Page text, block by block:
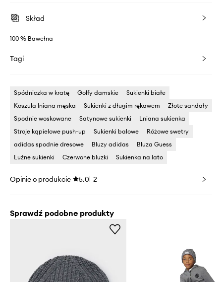
Skład
100 % Bawełna
Tagi
Spódniczka w kratę Golfy damskie
Sukienki białe
Koszula lniana męska
Sukienki z długim rękawem
Złote sandały
Spodnie woskowane
Satynowe sukienki
Lniana sukienka
Stroje kąpielowe push-up
Sukienki balowe
Różowe swetry
adidas spodnie dresowe
Bluzy adidas
Bluza Guess
Luźne sukienki
Czerwone bluzki Sukienka na lato
Opinie o produkcie 5.0 2
Sprawdź podobne produkty